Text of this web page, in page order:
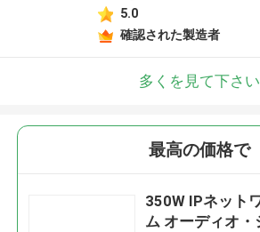
5.0
確認された製造者
多くを見て下さい
最高の価格で
350W IPネット
ム オーディオ